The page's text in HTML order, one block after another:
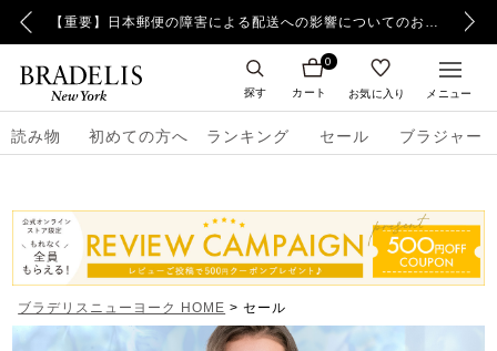
【重要】日本郵便の障害による配送への影響についてのお詫び
読み物 初めての方へ ランキング セール ブラジャー
カート
0
お気に入り
探す メニュー
ブラデリスニューヨーク HOME セール